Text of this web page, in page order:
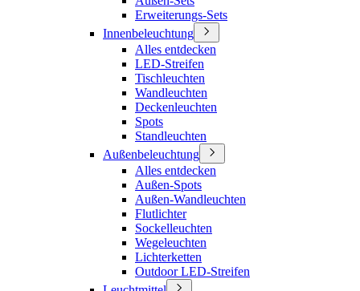
Erweiterungs-Sets
Innenbeleuchtung
Alles entdecken
LED-Streifen
Tischleuchten
Wandleuchten
Deckenleuchten
Spots
Standleuchten
Außenbeleuchtung
Alles entdecken
Außen-Spots
Außen-Wandleuchten
Flutlichter
Sockelleuchten
Wegeleuchten
Lichterketten
Outdoor LED-Streifen